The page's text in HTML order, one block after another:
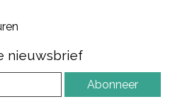
nieuwsbrief
Abonneer